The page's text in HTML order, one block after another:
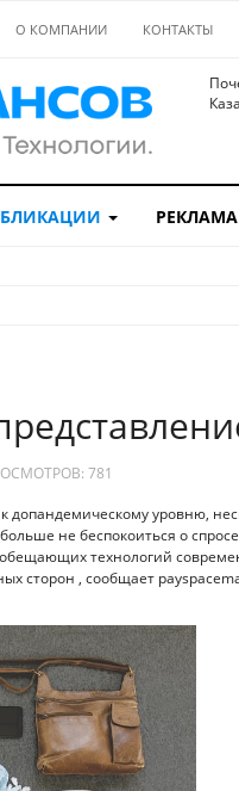
О КОМПАНИИ КОНТАКТЫ
781
допандемическому уровню,
не беспокоиться о
технологий
сторон , сообщает